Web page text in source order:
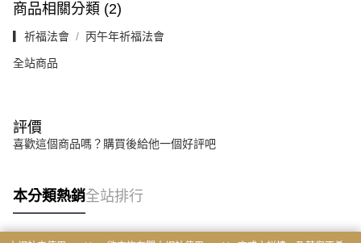
商品相關分類 (2)
▎祈福法會 丙午年祈福法會
全站商品
評價
喜歡這個商品嗎？購買後給他一個好評吧
本分類熱銷全站排行